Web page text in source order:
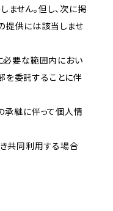
ません。但し、次に掲
提供には該当しませ
必要な範囲内におい
委託することに伴
承継に伴って個人情
共同利用する場合